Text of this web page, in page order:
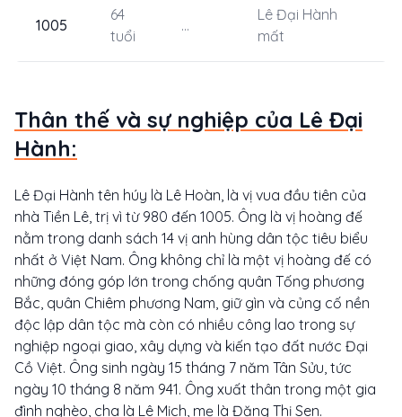
1005
64
tuổi
...
Lê Đại Hành
mất
Thân thế và sự nghiệp của Lê Đại
Hành:
Lê Đại Hành tên húy là Lê Hoàn, là vị vua đầu tiên của
nhà Tiền Lê, trị vì từ 980 đến 1005. Ông là vị hoàng đế
nằm trong danh sách 14 vị anh hùng dân tộc tiêu biểu
nhất ở Việt Nam. Ông không chỉ là một vị hoàng đế có
những đóng góp lớn trong chống quân Tống phương
Bắc, quân Chiêm phương Nam, giữ gìn và củng cố nền
độc lập dân tộc mà còn có nhiều công lao trong sự
nghiệp ngoại giao, xây dựng và kiến tạo đất nước Đại
Cồ Việt. Ông sinh ngày 15 tháng 7 năm Tân Sửu, tức
ngày 10 tháng 8 năm 941. Ông xuất thân trong một gia
đình nghèo, cha là Lê Mịch, mẹ là Đặng Thị Sen.